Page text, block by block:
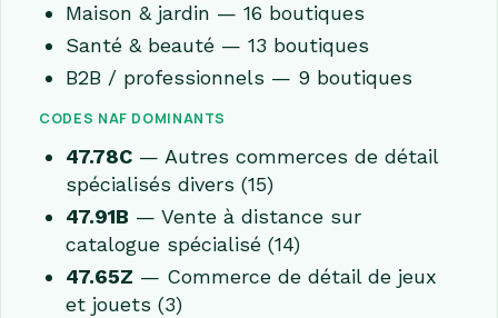
Maison & jardin — 16 boutiques
Santé & beauté — 13 boutiques
B2B / professionnels — 9 boutiques
CODES NAF DOMINANTS
47.78C — Autres commerces de détail
spécialisés divers (15)
47.91B — Vente à distance sur
catalogue spécialisé (14)
47.65Z — Commerce de détail de jeux
et jouets (3)